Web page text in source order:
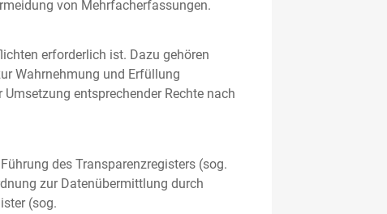
von Mehrfacherfassungen.
erforderlich ist. Dazu gehören
Wahrnehmung und Erfüllung
entsprechender Rechte nach
des Transparenzregisters (sog.
zur Datenübermittlung durch
(sog.